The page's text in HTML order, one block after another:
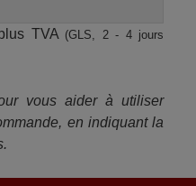
TVA (GLS, 2 - 4 jours
vous aider à utiliser
en indiquant la